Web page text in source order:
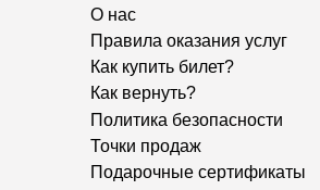
О нас
Правила оказания услуг
Как купить билет?
Как вернуть?
Политика безопасности
Точки продаж
Подарочные сертификаты